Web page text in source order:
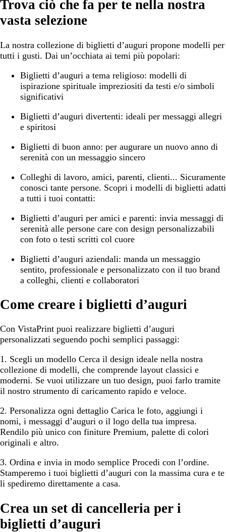
Trova ciò che fa per te nella nostra
vasta selezione
La nostra collezione di biglietti d’auguri propone modelli per
tutti i gusti. Dai un’occhiata ai temi più popolari:
Biglietti d’auguri a tema religioso: modelli di
ispirazione spirituale impreziositi da testi e/o simboli
significativi
Biglietti d’auguri divertenti: ideali per messaggi allegri
e spiritosi
Biglietti di buon anno: per augurare un nuovo anno di
serenità con un messaggio sincero
Colleghi di lavoro, amici, parenti, clienti... Sicuramente
conosci tante persone. Scopri i modelli di biglietti adatti
a tutti i tuoi contatti:
Biglietti d’auguri per amici e parenti: invia messaggi di
serenità alle persone care con design personalizzabili
con foto o testi scritti col cuore
Biglietti d’auguri aziendali: manda un messaggio
sentito, professionale e personalizzato con il tuo brand
a colleghi, clienti e collaboratori
Come creare i biglietti d’auguri
Con VistaPrint puoi realizzare biglietti d’auguri
personalizzati seguendo pochi semplici passaggi:
1. Scegli un modello Cerca il design ideale nella nostra
collezione di modelli, che comprende layout classici e
moderni. Se vuoi utilizzare un tuo design, puoi farlo tramite
il nostro strumento di caricamento rapido e veloce.
2. Personalizza ogni dettaglio Carica le foto, aggiungi i
nomi, i messaggi d’auguri o il logo della tua impresa.
Rendilo più unico con finiture Premium, palette di colori
originali e altro.
3. Ordina e invia in modo semplice Procedi con l’ordine.
Stamperemo i tuoi biglietti d’auguri con la massima cura e te
li spediremo direttamente a casa.
Crea un set di cancelleria per i
biglietti d’auguri